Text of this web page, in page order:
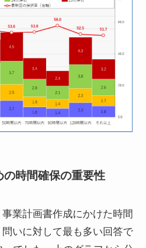
時間確保の重要性
業計画書作成にかけた時間
いに対して最も多い回答で